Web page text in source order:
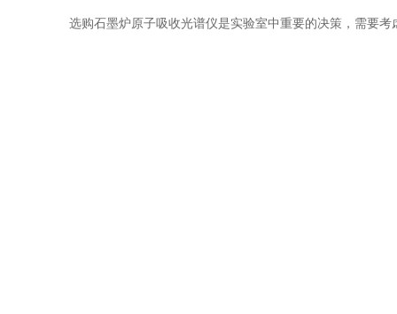
选购石墨炉原子吸收光谱仪是实验室中重要的决策，需要考